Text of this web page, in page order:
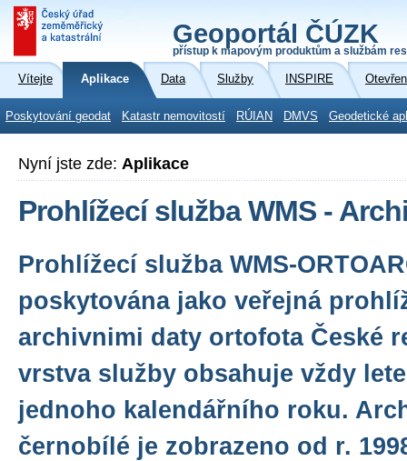
Geoportál ČÚZK
přístup k mapovým produktům a službám
Vítejte Aplikace Data Služby INSPIRE
Poskytování geodat Katastr nemovitostí RÚIAN DMVS Geodetické
Nyní jste zde: Aplikace
Prohlížecí služba WMS -
Prohlížecí služba WMS-
poskytována jako veřejná
archivnimi daty ortofota České
vrstva služby obsahuje vždy
jednoho kalendářního roku.
černobílé je zobrazeno od r.